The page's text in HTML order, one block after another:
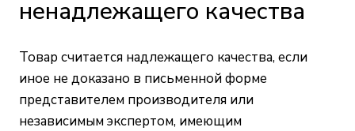
ненадлежащего качества
Товар считается надлежащего качества, если
иное не доказано в письменной форме
представителем производителя или
независимым экспертом, имеющим